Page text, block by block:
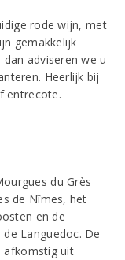
rode wijn, met
gemakkelijk
adviseren we u
Heerlijk bij
entrecote.
du Grès
de Nîmes, het
en de
Languedoc. De
afkomstig uit